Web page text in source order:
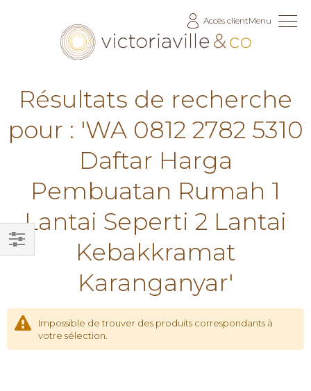
Accès clientMenu
Résultats de recherche
pour : 'WA 0812 2782 5310
Daftar Harga
Pembuatan Rumah 1
Lantai Seperti 2 Lantai
Kebakkramat
Karanganyar'
Impossible de trouver des produits correspondants à
votre sélection.
Filtrer